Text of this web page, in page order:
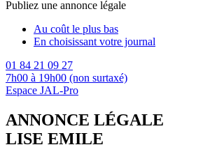
Publiez une annonce légale
Au coût le plus bas
En choisissant votre journal
01 84 21 09 27
7h00 à 19h00 (non surtaxé)
Espace JAL-Pro
ANNONCE LÉGALE
LISE EMILE